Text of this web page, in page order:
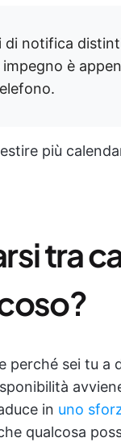
di notifica
è
più
tra
perché sei tu a
in uno
qualcosa